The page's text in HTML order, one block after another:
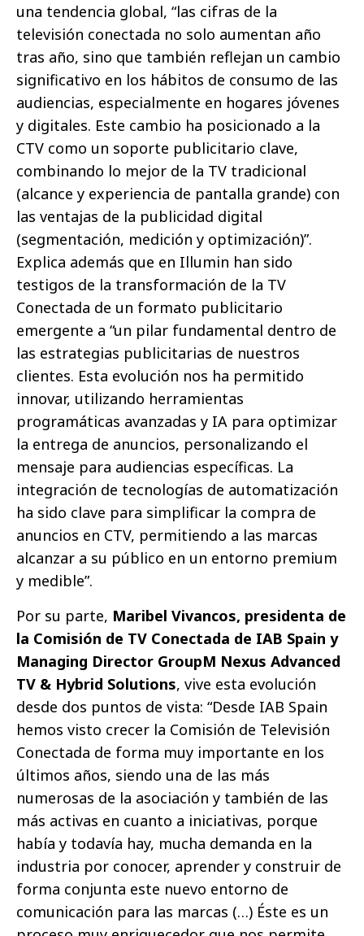
una tendencia global, “las cifras de la
televisión conectada no solo aumentan año
tras año, sino que también reflejan un cambio
significativo en los hábitos de consumo de las
audiencias, especialmente en hogares jóvenes
y digitales. Este cambio ha posicionado a la
CTV como un soporte publicitario clave,
combinando lo mejor de la TV tradicional
(alcance y experiencia de pantalla grande) con
las ventajas de la publicidad digital
(segmentación, medición y optimización)”.
Explica además que en Illumin han sido
testigos de la transformación de la TV
Conectada de un formato publicitario
emergente a “un pilar fundamental dentro de
las estrategias publicitarias de nuestros
clientes. Esta evolución nos ha permitido
innovar, utilizando herramientas
programáticas avanzadas y IA para optimizar
la entrega de anuncios, personalizando el
mensaje para audiencias específicas. La
integración de tecnologías de automatización
ha sido clave para simplificar la compra de
anuncios en CTV, permitiendo a las marcas
alcanzar a su público en un entorno premium
y medible”.
Por su parte, Maribel Vivancos, presidenta de
la Comisión de TV Conectada de IAB Spain y
Managing Director GroupM Nexus Advanced
TV & Hybrid Solutions, vive esta evolución
desde dos puntos de vista: “Desde IAB Spain
hemos visto crecer la Comisión de Televisión
Conectada de forma muy importante en los
últimos años, siendo una de las más
numerosas de la asociación y también de las
más activas en cuanto a iniciativas, porque
había y todavía hay, mucha demanda en la
industria por conocer, aprender y construir de
forma conjunta este nuevo entorno de
comunicación para las marcas (…) Éste es un